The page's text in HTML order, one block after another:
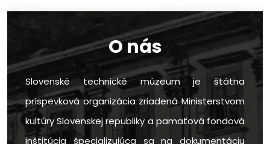
O nás
Slovenské technické múzeum je štátna
príspevková organizácia zriadená Ministerstvom
kultúry Slovenskej republiky a pamäťová fondová
inštitúcia špecializujúca sa na dokumentáciu